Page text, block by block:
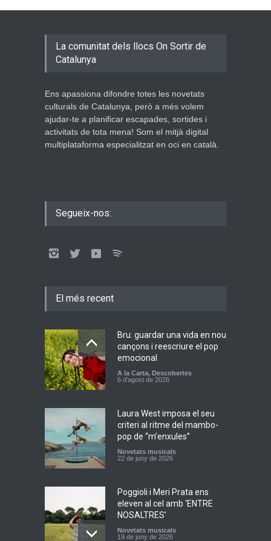
La comunitat dels llocs On Sortir de
Catalunya
Ens apassiona difondre totes les novetats
culturals de Catalunya, però a més volem
ajudar-te a planificar escapades, sortides i
activitats de tota mena! Som el mitjà digital
multiplataforma especialitzat en oci en català.
Segueix-nos:
El més recent
Bru: guardar una vida en nou
cançons i reescriure el pop
emocional
A la Carta, Descobertes
6 d'agost de 2026
Laura West imposa el seu
criteri al ritme del mambo-
pop de “m’enxules”
Novetats musicals
22 de juny de 2026
Poggioli i Meri Prata ens
eleven al cel amb ‘ENTRE
NOSALTRES’
Novetats musicals
19 de juny de 2026